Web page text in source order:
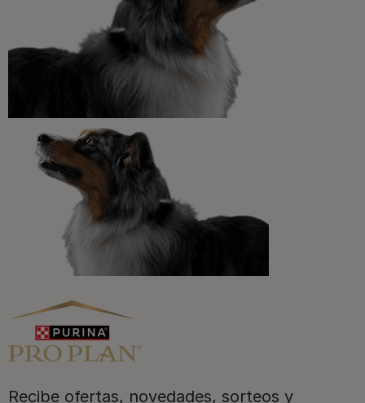
Promociones, concursos, descuentos y ofertas de
todas nuestras marcas.​
¡No te lo pierdas, únete a Purina y empieza
a disfrutar ya de las ventajas!​
Registrarme ahora
Recibe ofertas, novedades, sorteos y
Purina